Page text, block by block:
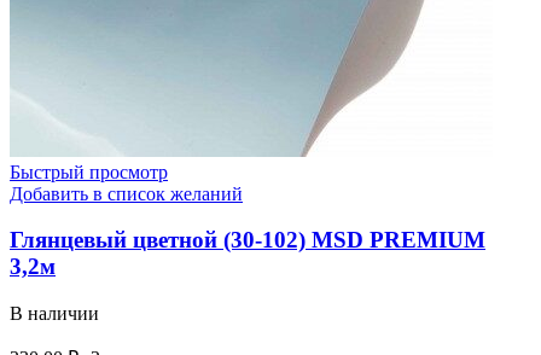
Быстрый просмотр
Добавить в список желаний
Глянцевый цветной (30-102) MSD PREMIUM
3,2м
В наличии